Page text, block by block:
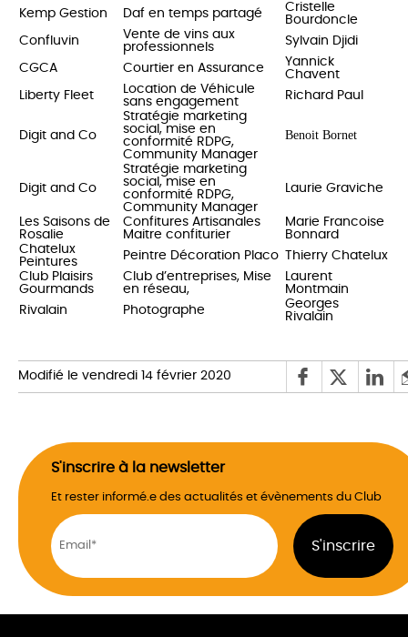
Kemp Gestion
Daf en temps partagé
Cristelle
Bourdoncle
Confluvin
Vente de vins aux
professionnels
Sylvain Djidi
CGCA Courtier en Assurance
Yannick
Chavent
Liberty Fleet
Location de Véhicule
sans engagement
Richard Paul
Digit and Co
Stratégie marketing
social, mise en
conformité RDPG,
Community Manager
Benoit Bornet
Digit and Co
Stratégie marketing
social, mise en
conformité RDPG,
Community Manager
Laurie Graviche
Les Saisons de
Rosalie
Confitures Artisanales
Maitre confiturier
Marie Francoise
Bonnard
Chatelux
Peintures
Peintre Décoration Placo
Thierry Chatelux
Club Plaisirs
Gourmands
Club d’entreprises, Mise
en réseau,
Laurent
Montmain
Rivalain
Photographe
Georges
Rivalain
Modifié le vendredi 14 février 2020
S'inscrire à la newsletter
Et rester informé.e des actualités et évènements du Club